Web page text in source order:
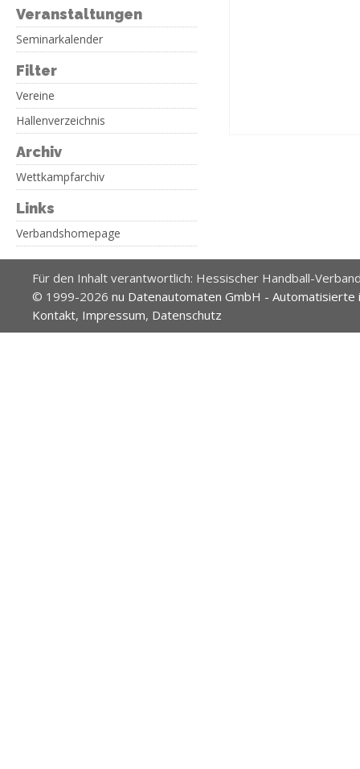
Veranstaltungen
Seminarkalender
Filter
Vereine
Hallenverzeichnis
Archiv
Wettkampfarchiv
Links
Verbandshomepage
Für den Inhalt verantwortlich: Hessischer Handball-
© 1999-2026 nu Datenautomaten GmbH -
Kontakt, Impressum, Datenschutz